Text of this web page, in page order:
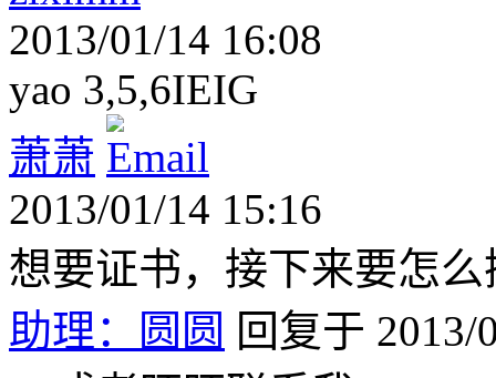
2013/01/14 16:08
yao 3,5,6IEIG
萧萧
2013/01/14 15:16
想要证书，接下来要怎
助理：圆圆 回复于 2013/